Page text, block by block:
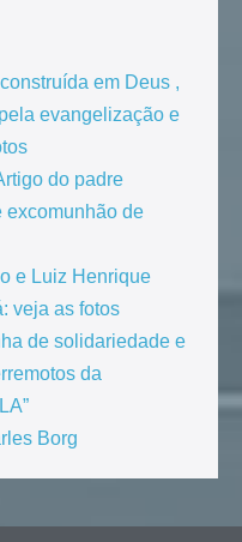
em Deus ,
evangelização e
do padre
excomunhão de
e Luiz Henrique
veja as fotos
de solidariedade e
da
Borg